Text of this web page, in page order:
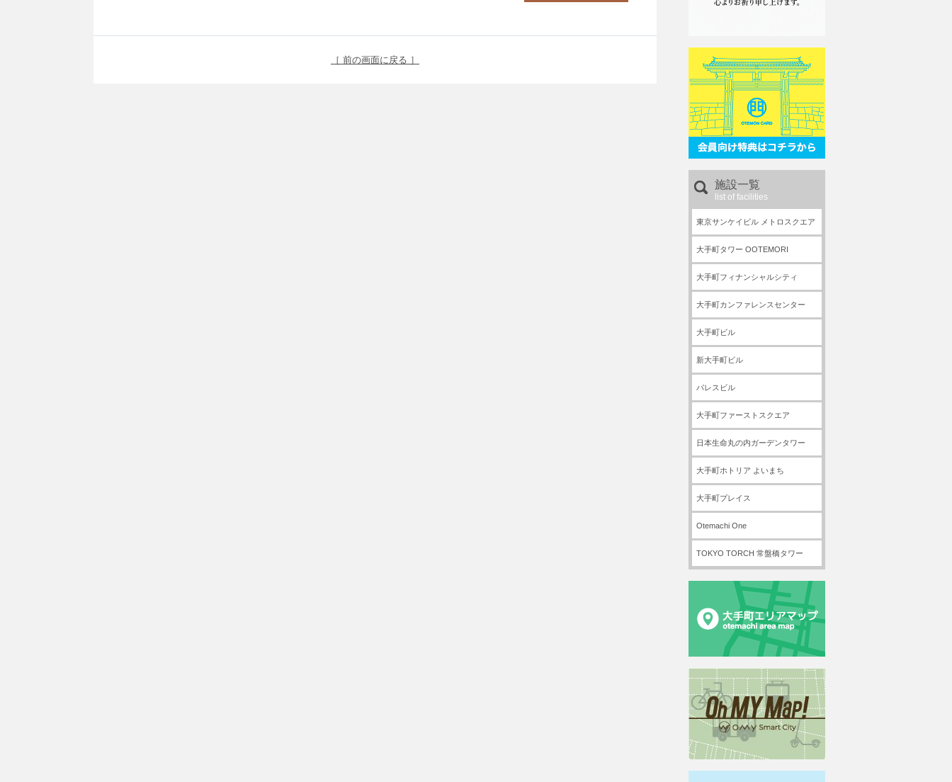
［ 前の画面に戻る ］
施設一覧
list of facilities
東京サンケイビル メトロスクエア
大手町タワー OOTEMORI
大手町フィナンシャルシティ
大手町カンファレンスセンター
大手町ビル
新大手町ビル
パレスビル
大手町ファーストスクエア
日本生命丸の内ガーデンタワー
大手町ホトリア よいまち
大手町プレイス
Otemachi One
TOKYO TORCH 常盤橋タワー